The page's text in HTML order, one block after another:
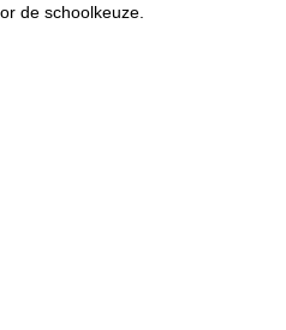
de schoolkeuze.